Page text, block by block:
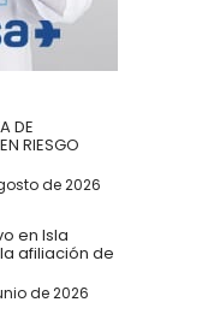
DE
RIESGO
de 2026
en Isla
afiliación de
de 2026